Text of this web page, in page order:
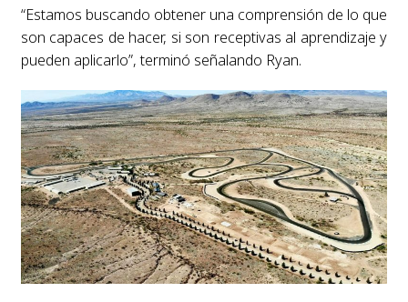
“Estamos buscando obtener una comprensión de lo que
son capaces de hacer, si son receptivas al aprendizaje y
pueden aplicarlo”, terminó señalando Ryan.